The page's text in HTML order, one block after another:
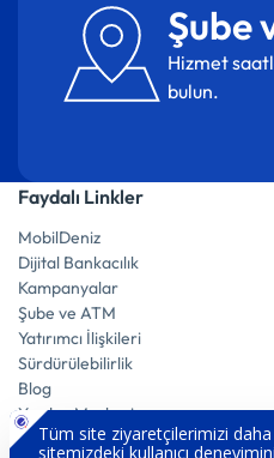
Şube
Hizmet
bulun.
Faydalı Linkler
MobilDeniz
Dijital Bankacılık
Kampanyalar
Şube ve ATM
Yatırımcı İlişkileri
Sürdürülebilirlik
Blog
Yardım Merkezi
Emekli Promosyon